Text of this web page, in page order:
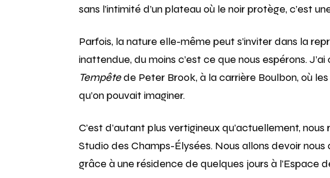
sans l’intimité d’un plateau où le noir protège, c’est
Parfois, la nature elle-même peut s’inviter dans la
inattendue, du moins c’est ce que nous espérons.
Tempêtede Peter Brook, à la carrière Boulbon, où
qu’on pouvait imaginer.
C’est d’autant plus vertigineux qu’actuellement,
Studio des Champs-Élysées. Nous allons devoir
grâce à une résidence de quelques jours à l’Espace